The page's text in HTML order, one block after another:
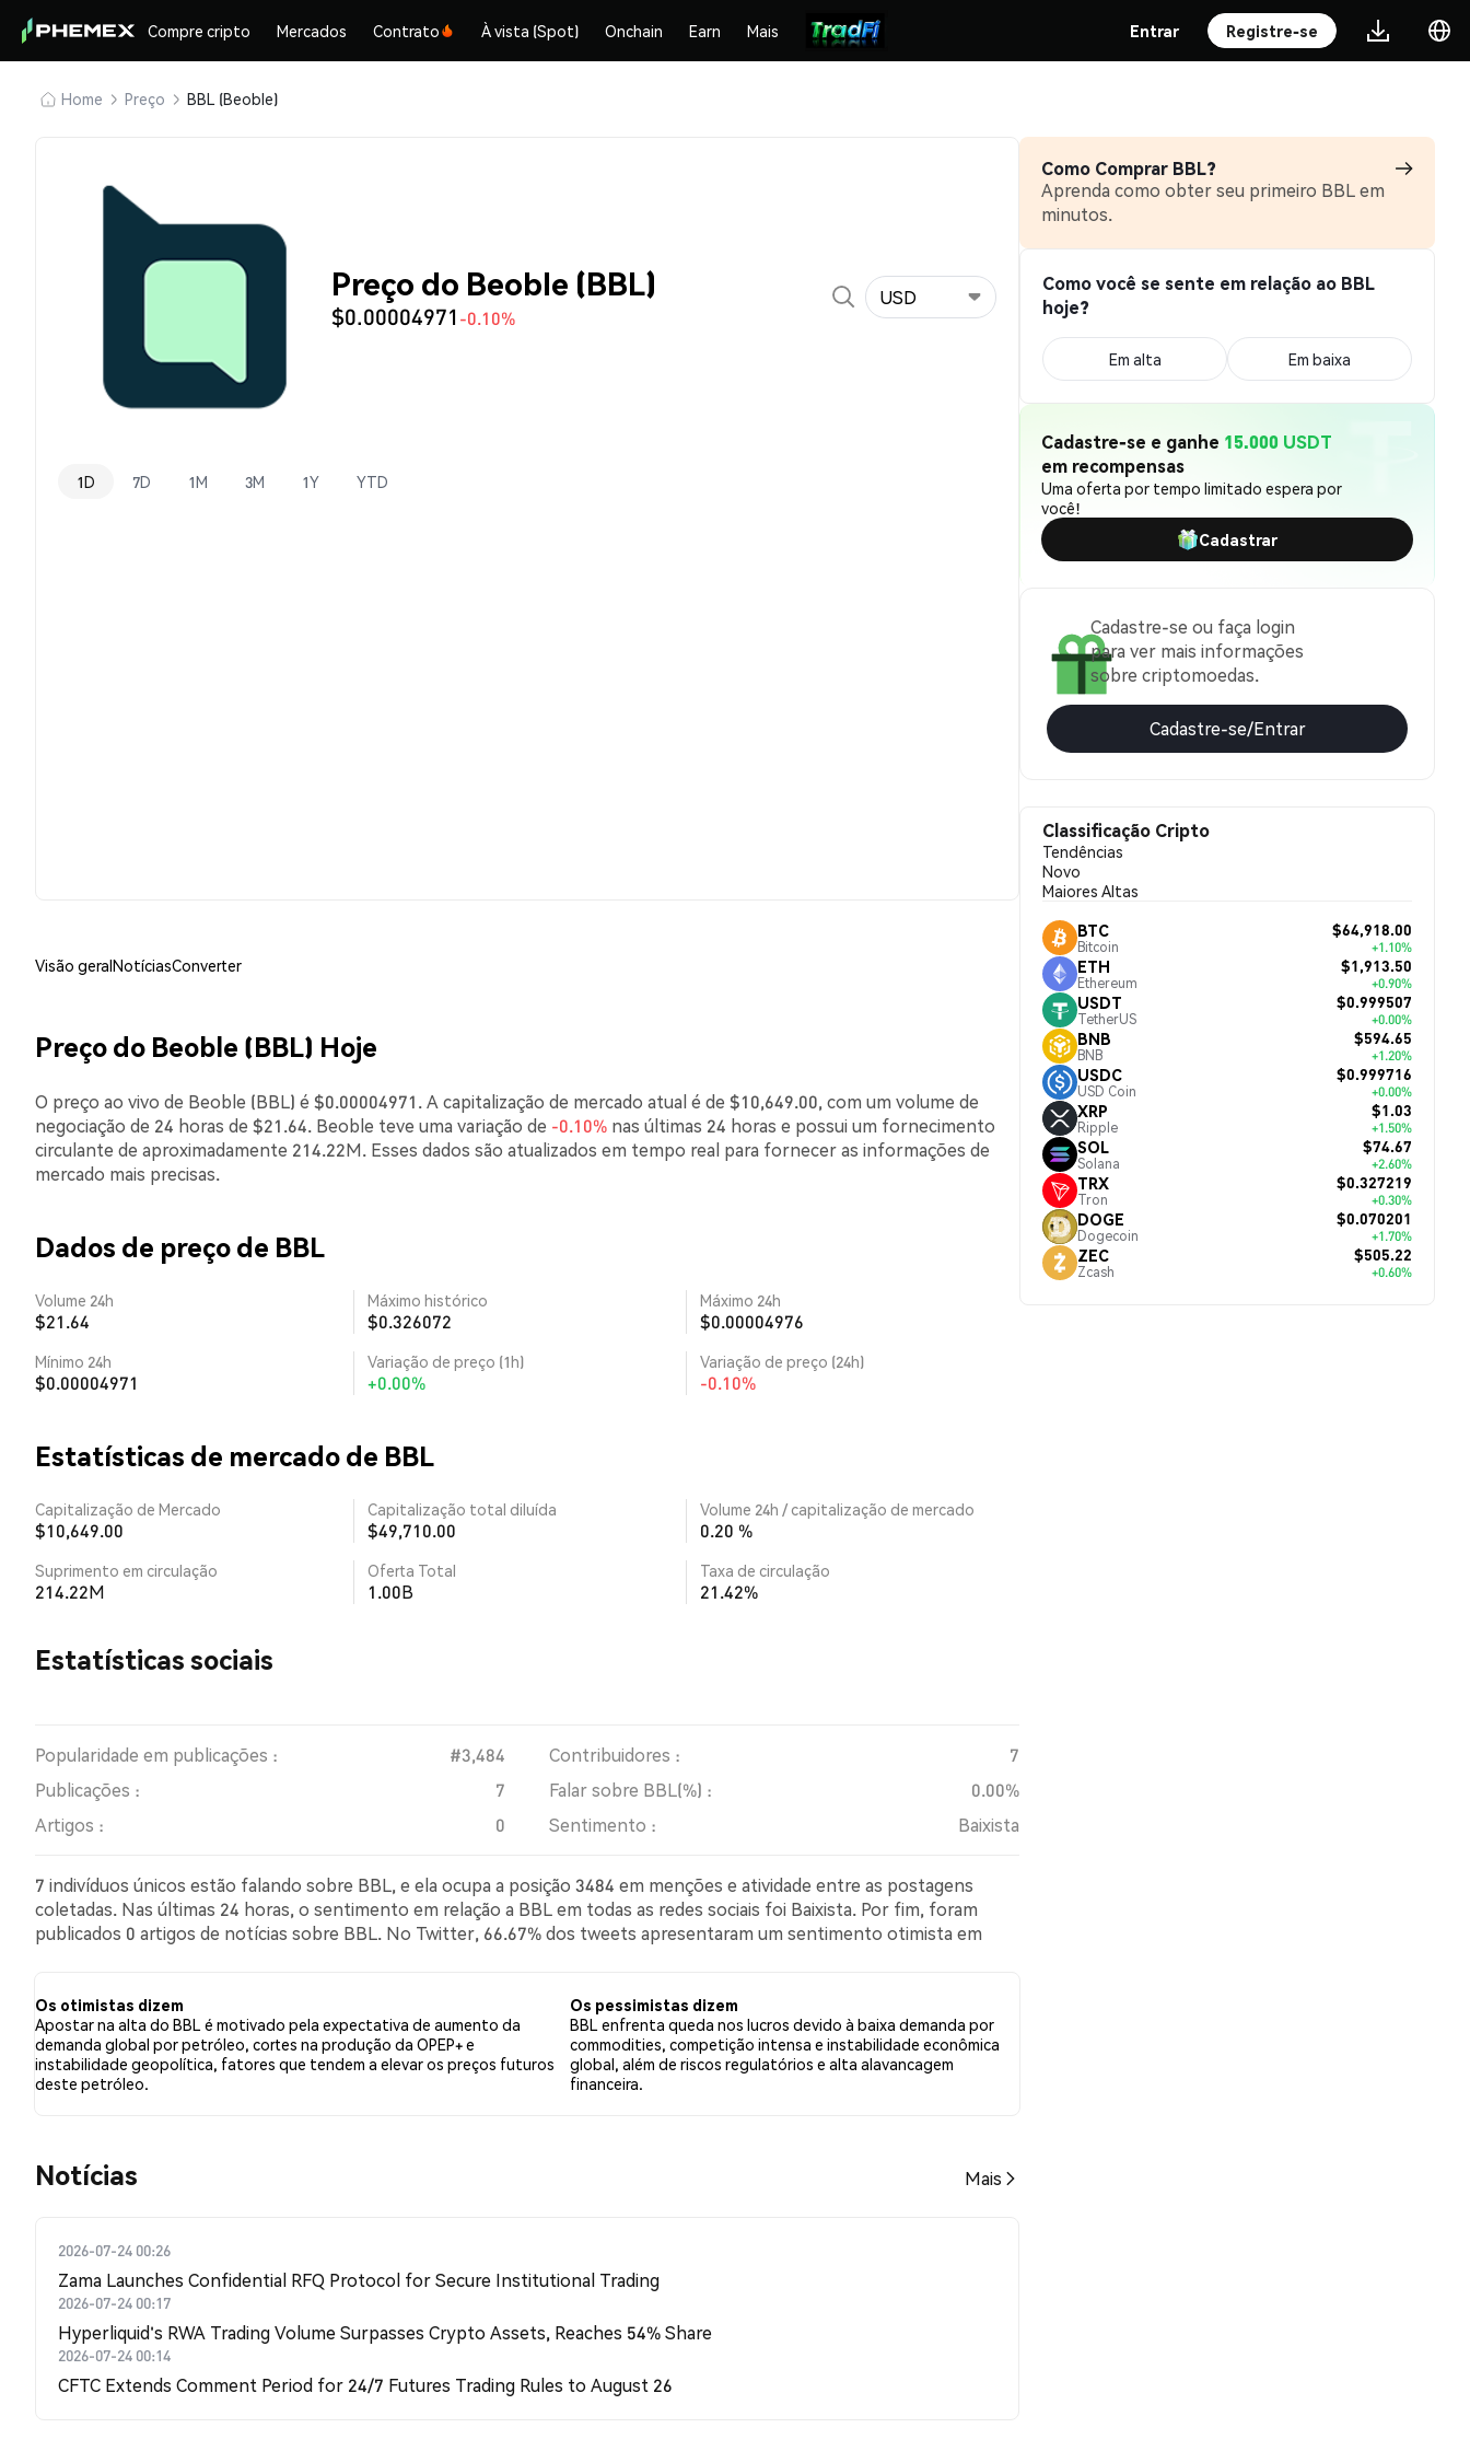
Compre cripto Mercados Contrato À vista (Spot) Onchain Earn Mais Entrar Registre-se
Home Preço BBL (Beoble)
Preço do Beoble (BBL)
$0.00004971-0.10%
USD
1D 7D 1M 3M 1Y YTD
Visão geralNotíciasConverter
Preço do Beoble (BBL) Hoje
O preço ao vivo de Beoble (BBL) é $0.00004971. A capitalização de mercado atual é de $10,649.00, com um volume de
negociação de 24 horas de $21.64. Beoble teve uma variação de -0.10% nas últimas 24 horas e possui um fornecimento
circulante de aproximadamente 214.22M. Esses dados são atualizados em tempo real para fornecer as informações de
mercado mais precisas.
Dados de preço de BBL
Volume 24h
$21.64
Máximo histórico
$0.326072
Máximo 24h
$0.00004976
Mínimo 24h
$0.00004971
Variação de preço (1h)
+0.00%
Variação de preço (24h)
-0.10%
Estatísticas de mercado de BBL
Capitalização de Mercado
$10,649.00
Capitalização total diluída
$49,710.00
Volume 24h / capitalização de mercado
0.20 %
Suprimento em circulação
214.22M
Oferta Total
1.00B
Taxa de circulação
21.42%
Estatísticas sociais
Popularidade em publicações : #3,484 Contribuidores :
7
Publicações :
7 Falar sobre BBL(%) :
0.00%
Artigos :
0 Sentimento : Baixista
7 indivíduos únicos estão falando sobre BBL, e ela ocupa a posição 3484 em menções e atividade entre as postagens
coletadas. Nas últimas 24 horas, o sentimento em relação a BBL em todas as redes sociais foi Baixista. Por fim, foram
publicados 0 artigos de notícias sobre BBL. No Twitter, 66.67% dos tweets apresentaram um sentimento otimista em
Os otimistas dizem
Apostar na alta do BBL é motivado pela expectativa de aumento da
demanda global por petróleo, cortes na produção da OPEP+ e
instabilidade geopolítica, fatores que tendem a elevar os preços futuros
deste petróleo.
Os pessimistas dizem
BBL enfrenta queda nos lucros devido à baixa demanda por
commodities, competição intensa e instabilidade econômica
global, além de riscos regulatórios e alta alavancagem
financeira.
​​Notícias​​ Mais
2026-07-24 00:26
Zama Launches Confidential RFQ Protocol for Secure Institutional Trading
2026-07-24 00:17
Hyperliquid's RWA Trading Volume Surpasses Crypto Assets, Reaches 54% Share
2026-07-24 00:14
CFTC Extends Comment Period for 24/7 Futures Trading Rules to August 26
Como Comprar BBL?
Aprenda como obter seu primeiro BBL em
minutos.
Como você se sente em relação ao BBL
hoje?
Em alta Em baixa
Cadastre-se e ganhe 15.000 USDT
em recompensas
Uma oferta por tempo limitado espera por
você!
Cadastrar
Cadastre-se ou faça login
para ver mais informações
sobre criptomoedas.
Cadastre-se/Entrar
Classificação Cripto
Tendências
Novo
Maiores Altas
BTC
Bitcoin
$64,918.00
+1.10%
ETH
Ethereum
$1,913.50
+0.90%
USDT
TetherUS
$0.999507
+0.00%
BNB
BNB
$594.65
+1.20%
USDC
USD Coin
$0.999716
+0.00%
XRP
Ripple
$1.03
+1.50%
SOL
Solana
$74.67
+2.60%
TRX
Tron
$0.327219
+0.30%
DOGE
Dogecoin
$0.070201
+1.70%
ZEC
Zcash
$505.22
+0.60%